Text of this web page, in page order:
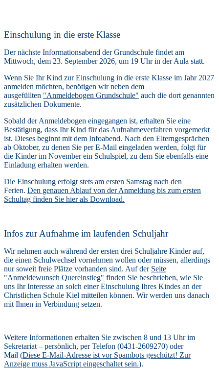
Einschulung in die erste Klasse
Der nächste Informationsabend der Grundschule findet am
Mittwoch, dem 23. September 2026, um 19 Uhr in der Aula statt.
Wenn Sie Ihr Kind zur Einschulung in die erste Klasse im Jahr 2027
anmelden möchten, benötigen wir neben dem
ausgefüllten "Anmeldebogen Grundschule" auch die dort genannten
zusätzlichen Dokumente.
Sobald der Anmeldebogen eingegangen ist, erhalten Sie eine
Bestätigung, dass Ihr Kind für das Aufnahmeverfahren vorgemerkt
ist. Dieses beginnt mit dem Infoabend. Nach den Elterngesprächen
ab Oktober, zu denen Sie per E-Mail eingeladen werden, folgt für
die Kinder im November ein Schulspiel, zu dem Sie ebenfalls eine
Einladung erhalten werden.
Die Einschulung erfolgt stets am ersten Samstag nach den
Ferien. Den genauen Ablauf von der Anmeldung bis zum ersten
Schultag finden Sie hierals Download.
Infos zur Aufnahme im laufenden Schuljahr
Wir nehmen auch während der ersten drei Schuljahre Kinder auf,
die einen Schulwechsel vornehmen wollen oder müssen, allerdings
nur soweit freie Plätze vorhanden sind. Auf der Seite
"Anmeldewunsch Quereinstieg" finden Sie beschrieben, wie Sie
uns Ihr Interesse an solch einer Einschulung Ihres Kindes an der
Christlichen Schule Kiel mitteilen können. Wir werden uns danach
mit Ihnen in Verbindung setzen.
Weitere Informationen erhalten Sie zwischen 8 und 13 Uhr im
Sekretariat – persönlich, per Telefon (0431-2609270) oder
Mail (Diese E-Mail-Adresse ist vor Spambots geschützt! Zur
Anzeige muss JavaScript eingeschaltet sein.).